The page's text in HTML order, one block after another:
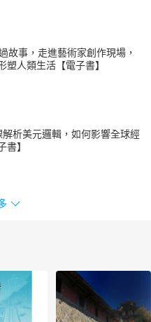
故事，走進藝術家創作現場，
塑人類生活【電子書】
析美元邏輯，如何影響全球經
書】